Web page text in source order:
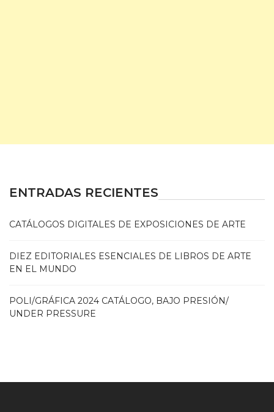
ENTRADAS RECIENTES
CATÁLOGOS DIGITALES DE EXPOSICIONES DE ARTE
DIEZ EDITORIALES ESENCIALES DE LIBROS DE ARTE
EN EL MUNDO
POLI/GRÁFICA 2024 CATÁLOGO, BAJO PRESIÓN/
UNDER PRESSURE